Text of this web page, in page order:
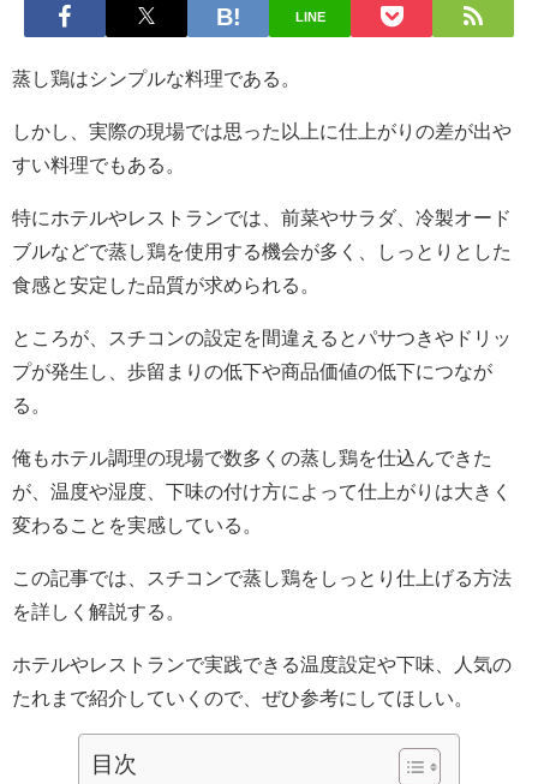
LINE
蒸し鶏はシンプルな料理である。
しかし、実際の現場では思った以上に仕上がりの差が出や
すい料理でもある。
特にホテルやレストランでは、前菜やサラダ、冷製オード
ブルなどで蒸し鶏を使用する機会が多く、しっとりとした
食感と安定した品質が求められる。
ところが、スチコンの設定を間違えるとパサつきやドリッ
プが発生し、歩留まりの低下や商品価値の低下につなが
る。
俺もホテル調理の現場で数多くの蒸し鶏を仕込んできた
が、温度や湿度、下味の付け方によって仕上がりは大きく
変わることを実感している。
この記事では、スチコンで蒸し鶏をしっとり仕上げる方法
を詳しく解説する。
ホテルやレストランで実践できる温度設定や下味、人気の
たれまで紹介していくので、ぜひ参考にしてほしい。
目次